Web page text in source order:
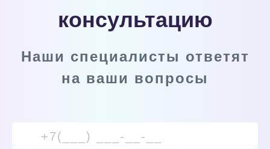
консультацию
Наши специалисты ответят
на ваши вопросы